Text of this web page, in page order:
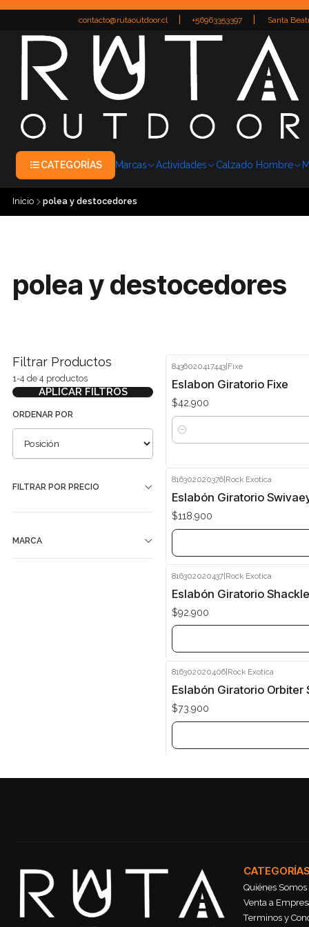
contacto@rutaoutdoor.cl +56963353397 Santa
CATEGORÍAS Marcas Actividades Calzado Hombre
Inicio polea y destocedores
polea y destocedores
Filtrar Productos
1-4 de 4 productos
APLICAR FILTROS
ORDENAR POR
FILTRAR POR PRECIO
MARCA
8436020417443 Fixe
Eslabon Giratorio Fixe
$42.900
Cantidad
Agotado
816302020376 Rock Exotica
Eslabón Giratorio
$118.900
816302020437|Rock Exotica
Eslabón Giratorio
$92.900
Agotado
816302020406 Rock Exotica
Eslabón Giratorio Orbiter
$73.900
Quiénes Somos
Venta a
Terminos y